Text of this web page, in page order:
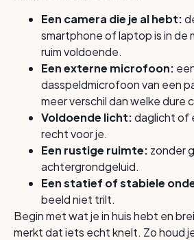
Een camera die je al hebt:
smartphone of laptop is in de
ruim voldoende.
Een externe microfoon:
dasspeldmicrofoon van een
meer verschil dan welke dure
Voldoende licht:daglicht of
recht voor je.
Een rustige ruimte: zonder
achtergrondgeluid.
Een statief of stabiele
beeld niet trilt.
Begin met wat je in huis hebt en
merkt dat iets echt knelt. Zo houd